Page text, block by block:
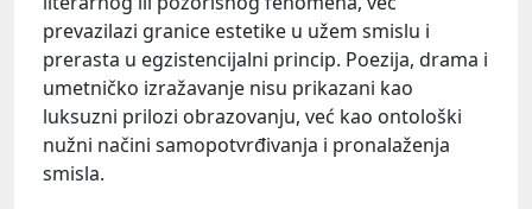
prevazilazi granice estetike u užem smislu i
prerasta u egzistencijalni princip. Poezija, drama i
umetničko izražavanje nisu prikazani kao
luksuzni prilozi obrazovanju, već kao ontološki
nužni načini samopotvrđivanja i pronalaženja
smisla.